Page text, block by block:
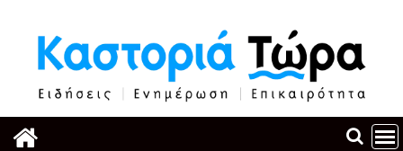
περιεχόμενο